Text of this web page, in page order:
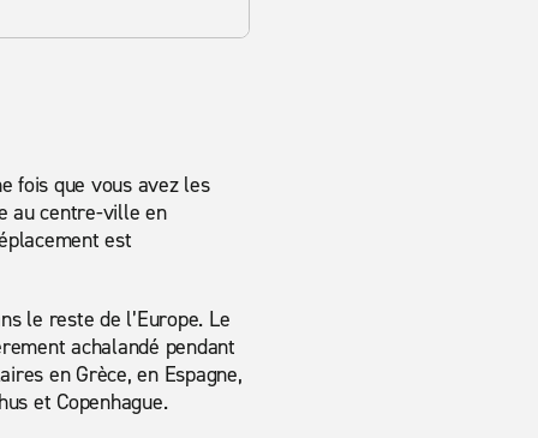
fois que vous avez les
au centre-ville en
est
le reste de l’Europe. Le
achalandé pendant
en Grèce, en Espagne,
et Copenhague.